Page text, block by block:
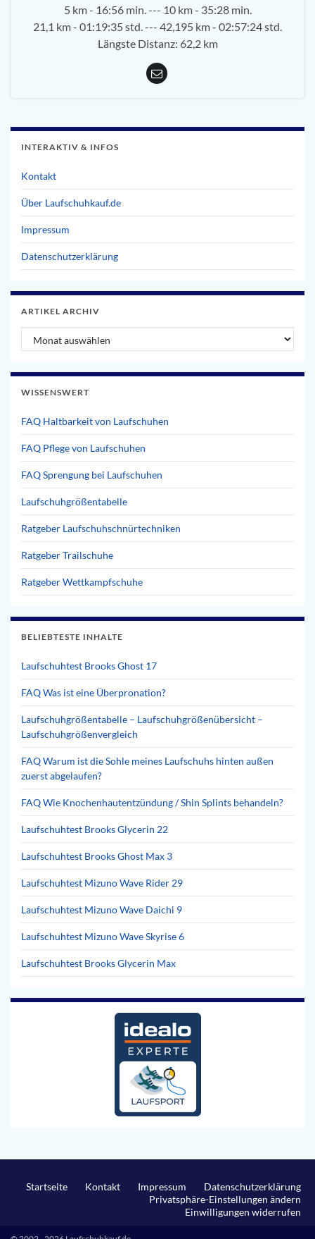
5 km - 16:56 min. --- 10 km - 35:28 min.
21,1 km - 01:19:35 std. --- 42,195 km - 02:57:24 std.
Längste Distanz: 62,2 km
INTERAKTIV & INFOS
Kontakt
Über Laufschuhkauf.de
Impressum
Datenschutzerklärung
ARTIKEL ARCHIV
Artikel Archiv
WISSENSWERT
FAQ Haltbarkeit von Laufschuhen
FAQ Pflege von Laufschuhen
FAQ Sprengung bei Laufschuhen
Laufschuhgrößentabelle
Ratgeber Laufschuhschnürtechniken
Ratgeber Trailschuhe
Ratgeber Wettkampfschuhe
BELIEBTESTE INHALTE
Laufschuhtest Brooks Ghost 17
FAQ Was ist eine Überpronation?
Laufschuhgrößentabelle – Laufschuhgrößenübersicht –
Laufschuhgrößenvergleich
FAQ Warum ist die Sohle meines Laufschuhs hinten außen
zuerst abgelaufen?
FAQ Wie Knochenhautentzündung / Shin Splints behandeln?
Laufschuhtest Brooks Glycerin 22
Laufschuhtest Brooks Ghost Max 3
Laufschuhtest Mizuno Wave Rider 29
Laufschuhtest Mizuno Wave Daichi 9
Laufschuhtest Mizuno Wave Skyrise 6
Laufschuhtest Brooks Glycerin Max
Startseite Kontakt Impressum
Datenschutzerklärung
Privatsphäre-Einstellungen ändern
Einwilligungen widerrufen